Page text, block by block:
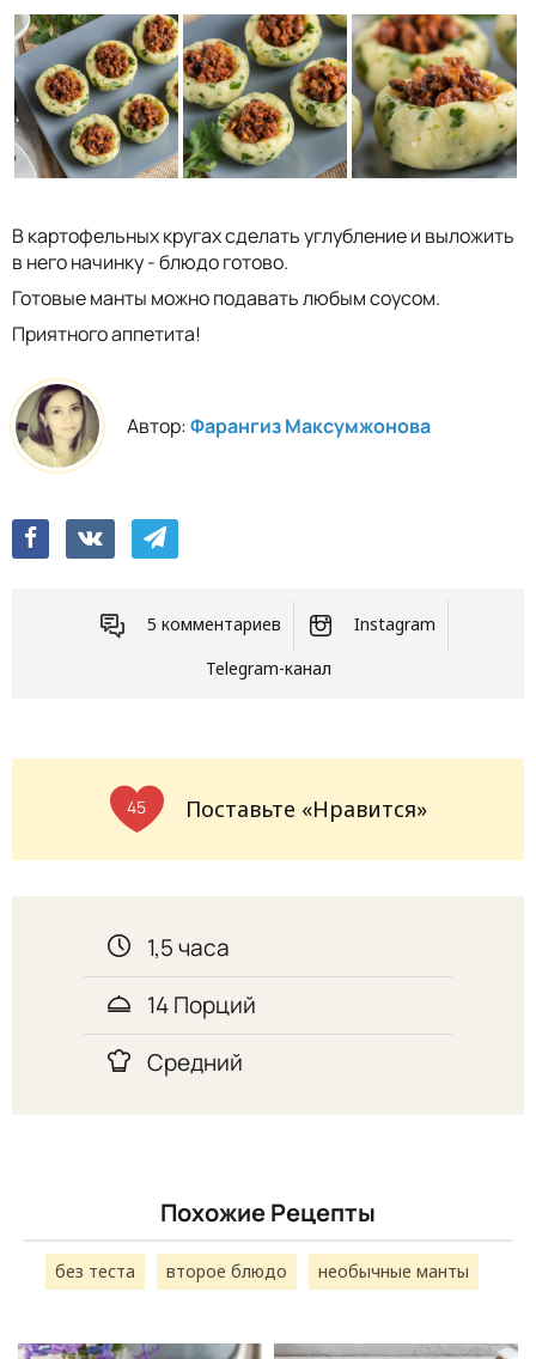
В картофельных кругах сделать углубление и выложить
в него начинку - блюдо готово.
Готовые манты можно подавать любым соусом.
Приятного аппетита!
Автор:Фарангиз Максумжонова
5 комментариев
Instagram
Telegram-канал
45 Поставьте «Нравится»
1,5 часа
14 Порций
Средний
Похожие Рецепты
без теста второе блюдо необычные манты